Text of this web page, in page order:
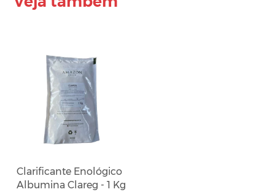
Clarificante Enológico
Albumina Clareg - 1 Kg